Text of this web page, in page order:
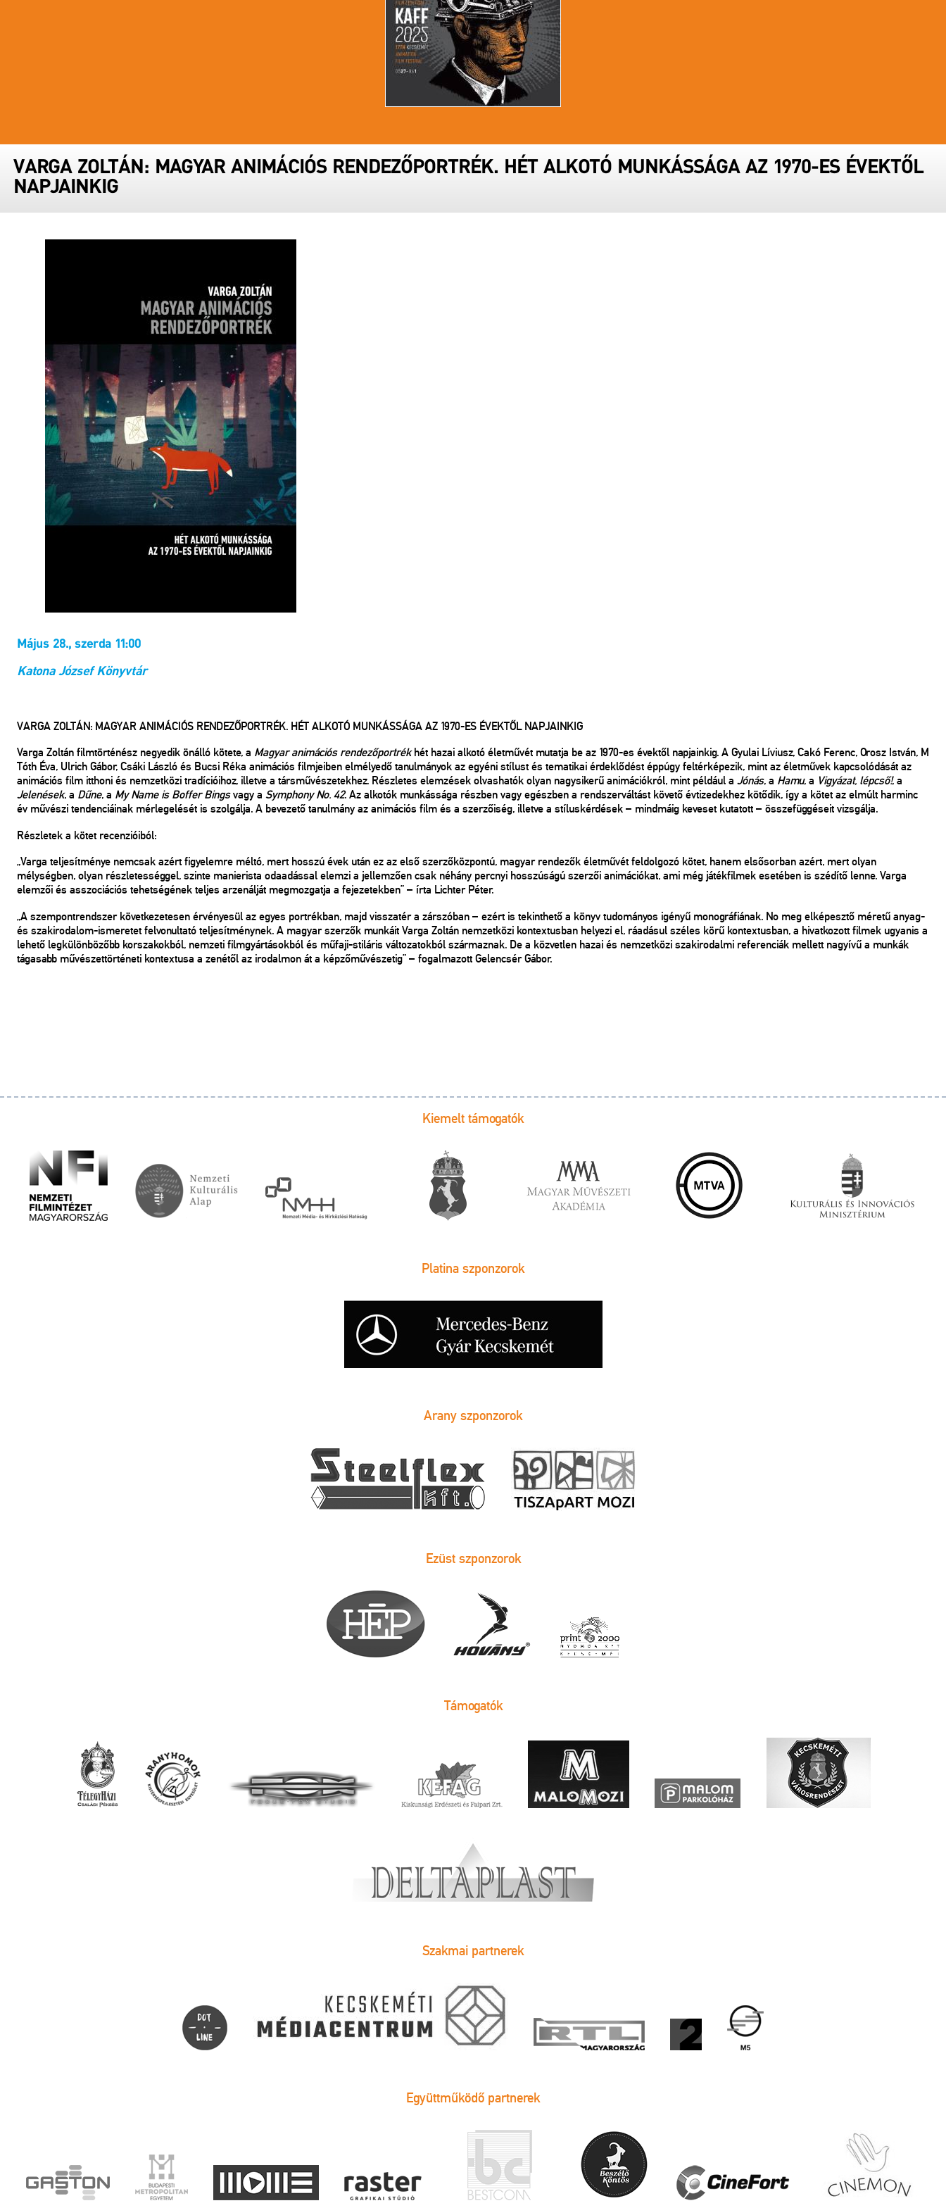
VARGA ZOLTÁN: MAGYAR ANIMÁCIÓS RENDEZŐPORTRÉK. HÉT ALKOTÓ MUNKÁSSÁGA AZ 1970-ES ÉVEKTŐL
NAPJAINKIG
Május 28., szerda 11:00
Katona József Könyvtár
VARGA ZOLTÁN: MAGYAR ANIMÁCIÓS RENDEZŐPORTRÉK. HÉT ALKOTÓ MUNKÁSSÁGA AZ 1970-ES ÉVEKTŐL NAPJAINKIG
Varga Zoltán filmtörténész negyedik önálló kötete, a Magyar animációs rendezőportrékhét hazai alkotó életművét mutatja be az 1970-es évektől napjainkig. A Gyulai Líviusz, Cakó Ferenc, Orosz István, M
Tóth Éva, Ulrich Gábor, Csáki László és Bucsi Réka animációs filmjeiben elmélyedő tanulmányok az egyéni stílust és tematikai érdeklődést éppúgy feltérképezik, mint az életművek kapcsolódását az
animációs film itthoni és nemzetközi tradícióihoz, illetve a társművészetekhez. Részletes elemzések olvashatók olyan nagysikerű animációkról, mint például a Jónás, a Hamu, a Vigyázat, lépcső!, a
Jelenések, a Dűne, a My Name is Boffer Bingsvagy a Symphony No. 42. Az alkotók munkássága részben vagy egészben a rendszerváltást követő évtizedekhez kötődik, így a kötet az elmúlt harminc
év művészi tendenciáinak mérlegelését is szolgálja. A bevezető tanulmány az animációs film és a szerzőiség, illetve a stíluskérdések – mindmáig keveset kutatott – összefüggéseit vizsgálja.
Részletek a kötet recenzióiból:
„Varga teljesítménye nemcsak azért figyelemre méltó, mert hosszú évek után ez az első szerzőközpontú, magyar rendezők életművét feldolgozó kötet, hanem elsősorban azért, mert olyan
mélységben, olyan részletességgel, szinte manierista odaadással elemzi a jellemzően csak néhány percnyi hosszúságú szerzői animációkat, ami még játékfilmek esetében is szédítő lenne. Varga
elemzői és asszociációs tehetségének teljes arzenálját megmozgatja a fejezetekben” – írta Lichter Péter.
„A szempontrendszer következetesen érvényesül az egyes portrékban, majd visszatér a zárszóban – ezért is tekinthető a könyv tudományos igényű monográfiának. No meg elképesztő méretű anyag-
és szakirodalom-ismeretet felvonultató teljesítménynek. A magyar szerzők munkáit Varga Zoltán nemzetközi kontextusban helyezi el, ráadásul széles körű kontextusban, a hivatkozott filmek ugyanis a
lehető legkülönbözőbb korszakokból, nemzeti filmgyártásokból és műfaji-stiláris változatokból származnak. De a közvetlen hazai és nemzetközi szakirodalmi referenciák mellett nagyívű a munkák
tágasabb művészettörténeti kontextusa a zenétől az irodalmon át a képzőművészetig” – fogalmazott Gelencsér Gábor.
Kiemelt támogatók
Platina szponzorok
Arany szponzorok
Ezüst szponzorok
Támogatók
Szakmai partnerek
Együttműködő partnerek